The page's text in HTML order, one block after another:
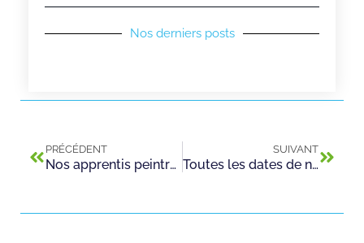
Nos derniers posts
PRÉCÉDENT
Nos apprentis peintres mis à l’honneur par le journal “Le Parisien”
SUIVANT
Toutes les dates de nos Journées Portes Ouvertes :